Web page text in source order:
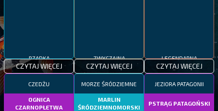
RZADKA
CZYTAJ WIĘCEJ
ZWYCZAJNA
CZYTAJ WIĘCEJ
LEGENDARNA
CZYTAJ WIĘCEJ
CZEDŻU
OGNICA
CZARNOPŁETWA
MORZE ŚRÓDZIEMNE
MARLIN
ŚRÓDZIEMNOMORSKI
JEZIORA PATAGONII
PSTRĄG PATAGOŃSKI